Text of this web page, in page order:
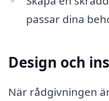
passar dina
Design och
När rådgivningen